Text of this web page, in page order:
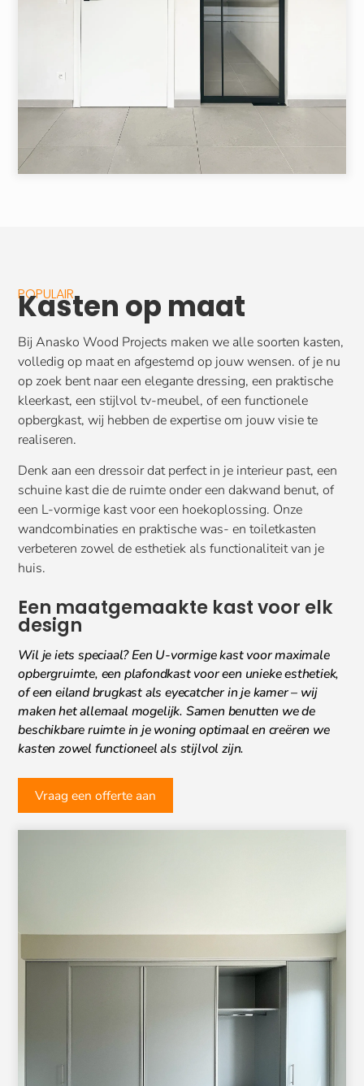
POPULAIR
Kasten op maat
Bij Anasko Wood Projects maken we alle soorten kasten,
volledig op maat en afgestemd op jouw wensen. of je nu
op zoek bent naar een elegante dressing, een praktische
kleerkast, een stijlvol tv-meubel, of een functionele
opbergkast, wij hebben de expertise om jouw visie te
realiseren.
Denk aan een dressoir dat perfect in je interieur past, een
schuine kast die de ruimte onder een dakwand benut, of
een L-vormige kast voor een hoekoplossing. Onze
wandcombinaties en praktische was- en toiletkasten
verbeteren zowel de esthetiek als functionaliteit van je
huis.
Een maatgemaakte kast voor elk
design
Wil je iets speciaal? Een U-vormige kast voor maximale
opbergruimte, een plafondkast voor een unieke esthetiek,
of een eiland brugkast als eyecatcher in je kamer – wij
maken het allemaal mogelijk. Samen benutten we de
beschikbare ruimte in je woning optimaal en creëren we
kasten zowel functioneel als stijlvol zijn.
Vraag een offerte aan